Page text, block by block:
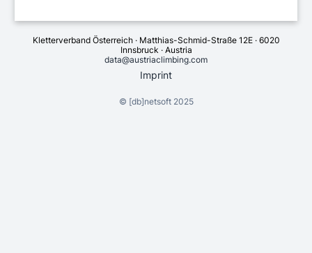
Kletterverband Österreich · Matthias-Schmid-Straße 12E · 6020
Innsbruck · Austria
data@austriaclimbing.com
Imprint
© [db]netsoft2025